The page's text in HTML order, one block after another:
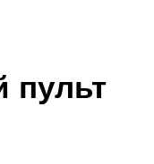
пульт